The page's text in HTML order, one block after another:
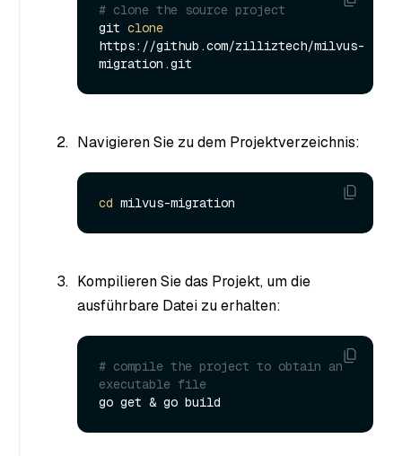
# clone the source project
git clone
https://github.com/zilliztech/milvus-
Navigieren Sie zu dem Projektverzeichnis:
cd
Kompilieren Sie das Projekt, um die
ausführbare Datei zu erhalten:
# compile the project to obtain an
executable file